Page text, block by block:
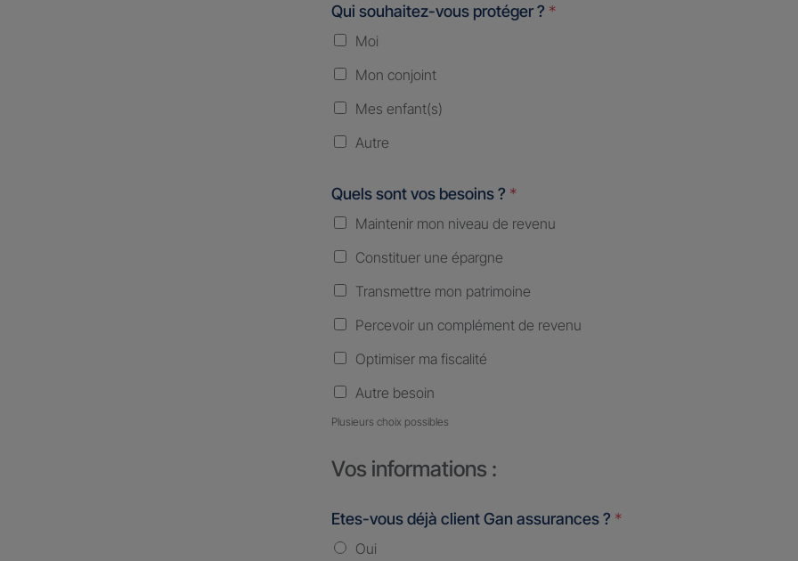
Qui souhaitez-vous protéger ? *
Moi
Mon conjoint
Mes enfant(s)
Autre
Quels sont vos besoins ? *
Maintenir mon niveau de revenu
Constituer une épargne
Transmettre mon patrimoine
Percevoir un complément de revenu
Optimiser ma fiscalité
Autre besoin
Plusieurs choix possibles
Vos informations :
Etes-vous déjà client Gan assurances ? *
Oui